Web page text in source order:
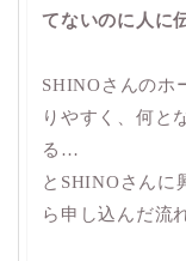
てないのに人に
SHINOさんのホ
りやすく、何と
る…
とSHINOさんに
ら申し込んだ流